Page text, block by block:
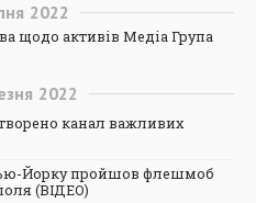
2022
щодо активів Медіа Група
2022
канал важливих
Йорку пройшов флешмоб
(ВІДЕО)